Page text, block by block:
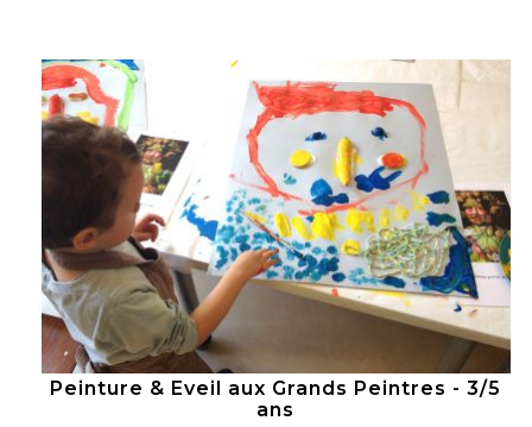
Peinture & Eveil aux Grands Peintres - 3/5
ans